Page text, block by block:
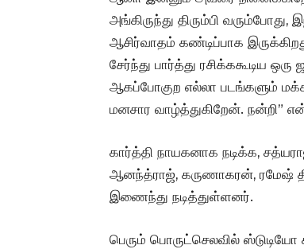
அங்கிருந்து திரும்பி
ஆசிர்வாதம் கண்டிப்பாக
சேர்ந்து பார்த்து ரசிக்ககூடிய
ஆகப்போகுற எல்லா படங்களும்
மனசார வாழ்த்துகிறேன். நன்றி”
கார்த்தி நாயகனாக நடிக்க,
ஆனந்த்ராஜ், கருணாகரன், ரமேஷ்
இணைந்து நடித்துள்ளனர்.
பெரும் பொருட்செலவில் ஸ்டுடியோ